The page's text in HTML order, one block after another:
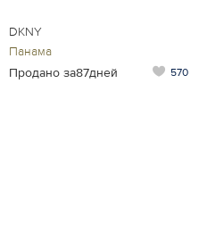
DKNY
Панама
Продано за87дней
570